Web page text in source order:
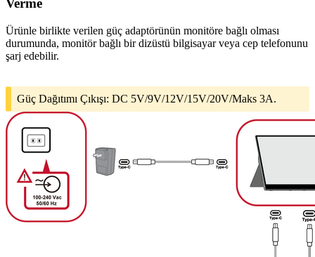
Verme
Ürünle birlikte verilen güç adaptörünün monitöre bağlı olması
durumunda, monitör bağlı bir dizüstü bilgisayar veya cep telefonunu
şarj edebilir.
Güç Dağıtımı Çıkışı: DC 5V/9V/12V/15V/20V/Maks 3A.